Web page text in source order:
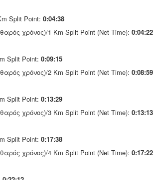
Split Point: 0:04:38
χρόνος)/1 Km Split Point (Net Time): 0:04:22
Split Point: 0:09:15
χρόνος)/2 Km Split Point (Net Time): 0:08:59
Split Point: 0:13:29
χρόνος)/3 Km Split Point (Net Time): 0:13:13
Split Point: 0:17:38
χρόνος)/4 Km Split Point (Net Time): 0:17:22